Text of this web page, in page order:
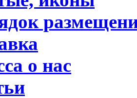
о нас